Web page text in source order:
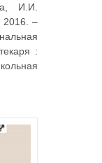
И.И.
–
: